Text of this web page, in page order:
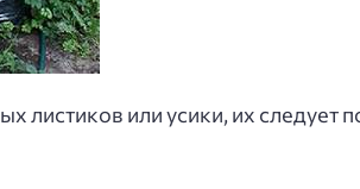
или усики, их следует